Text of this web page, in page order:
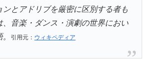
ンとアドリブを厳密に区別する者も
、音楽・ダンス・演劇の世界におい
引用元： ウィキペディア